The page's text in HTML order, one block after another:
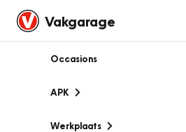
Vakgarage
Occasions
APK
Werkplaats